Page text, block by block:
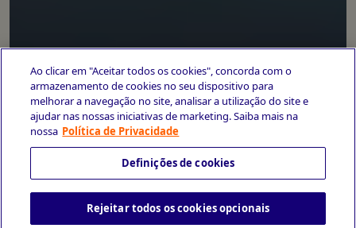
Ao clicar em "Aceitar todos os cookies", concorda com o
armazenamento de cookies no seu dispositivo para
melhorar a navegação no site, analisar a utilização do site e
ajudar nas nossas iniciativas de marketing. Saiba mais na
nossa Política de Privacidade
Definições de cookies
Rejeitar todos os cookies opcionais